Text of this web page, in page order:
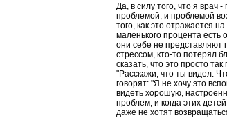
Да, в силу того, что я врач
проблемой, и проблемой
того, как это отражается
маленького процента есть
они себе не представляют
стрессом, кто-то потерял
сказать, что это просто
"Расскажи, что ты видел.
говорят: "Я не хочу это
видеть хорошую,
проблем, и когда этих
даже не хотят